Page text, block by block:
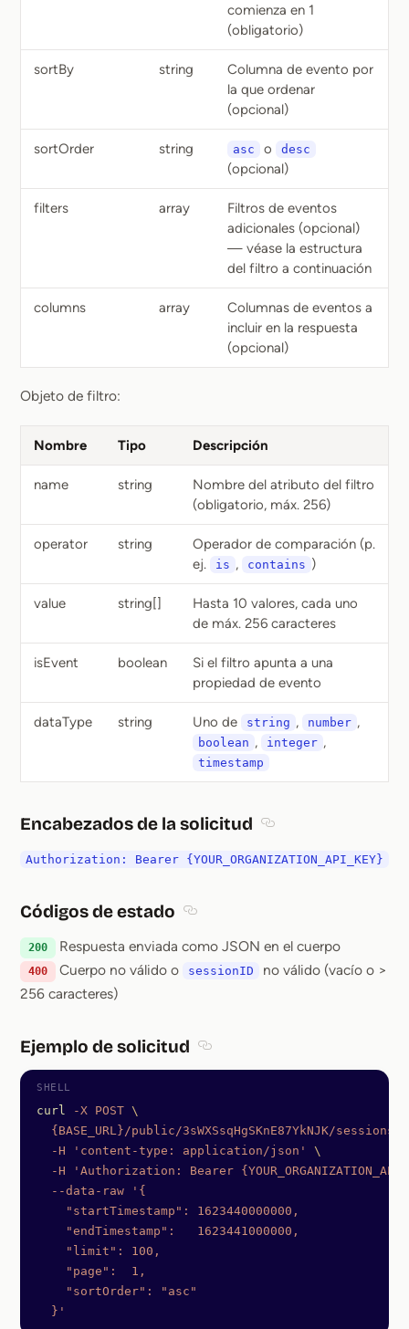
comienza en 1
(obligatorio)
sortBy string
Columna de evento por
la que ordenar
(opcional)
sortOrder string asc o desc
(opcional)
filters array
Filtros de eventos
adicionales (opcional)
— véase la estructura
del filtro a continuación
columns array
Columnas de eventos a
incluir en la respuesta
(opcional)
Objeto de filtro:
Nombre Tipo Descripción
name string
Nombre del atributo del filtro
(obligatorio, máx. 256)
operator string
Operador de comparación (p.
ej.
is , contains )
value string[]
Hasta 10 valores, cada uno
de máx. 256 caracteres
isEvent boolean
Si el filtro apunta a una
propiedad de evento
dataType string Uno de string , number ,
boolean , integer ,
timestamp
Encabezados de la solicitud
Authorization: Bearer {YOUR_ORGANIZATION_API_KEY}
Códigos de estado
200 Respuesta enviada como JSON en el cuerpo
400 Cuerpo no válido o sessionID
no válido (vacío o >
256 caracteres)
Ejemplo de solicitud
curl -X POST \
{BASE_URL}/public/3sWXSsqHgSKnE87YkNJK/sessions/
  -H
'content-type: application/json'
\
  -H
'Authorization: Bearer
  --data-raw
'{
    "startTimestamp": 1623440000000,
    "endTimestamp":   1623441000000,
    "limit": 100,
    "page":  1,
    "sortOrder": "asc"
  }'